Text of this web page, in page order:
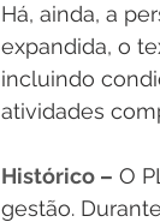
Há, ainda, a
expandida, o
incluindo
atividades
Histórico – O
gestão.